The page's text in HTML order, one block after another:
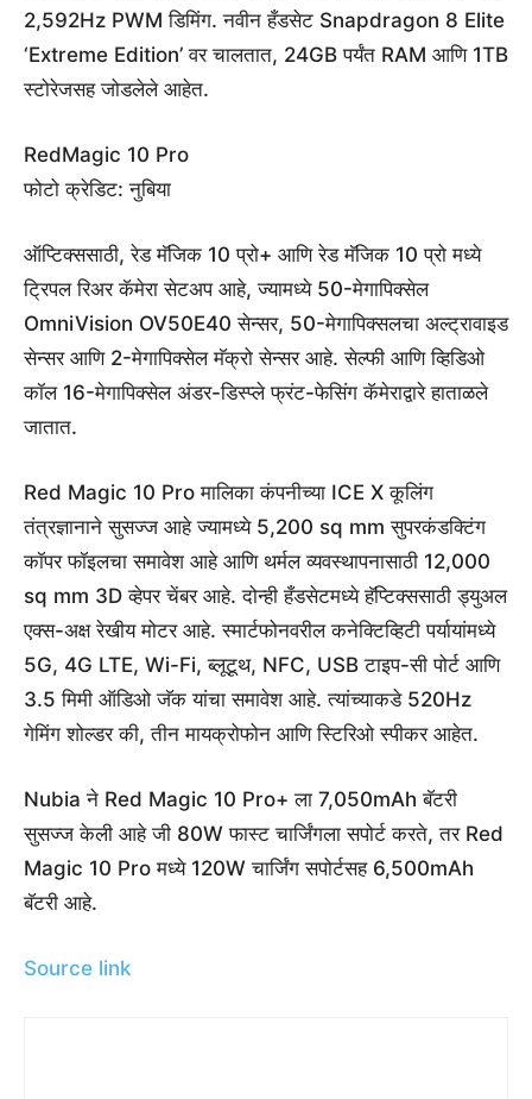
2,592Hz PWM डिमिंग. नवीन हँडसेट Snapdragon 8 Elite
‘Extreme Edition’ वर चालतात, 24GB पर्यंत RAM आणि 1TB
स्टोरेजसह जोडलेले आहेत.
RedMagic 10 Pro
फोटो क्रेडिट: नुबिया
ऑप्टिक्ससाठी, रेड मॅजिक 10 प्रो+ आणि रेड मॅजिक 10 प्रो मध्ये
ट्रिपल रिअर कॅमेरा सेटअप आहे, ज्यामध्ये 50-मेगापिक्सेल
OmniVision OV50E40 सेन्सर, 50-मेगापिक्सलचा अल्ट्रावाइड
सेन्सर आणि 2-मेगापिक्सेल मॅक्रो सेन्सर आहे. सेल्फी आणि व्हिडिओ
कॉल 16-मेगापिक्सेल अंडर-डिस्प्ले फ्रंट-फेसिंग कॅमेराद्वारे हाताळले
जातात.
Red Magic 10 Pro मालिका कंपनीच्या ICE X कूलिंग
तंत्रज्ञानाने सुसज्ज आहे ज्यामध्ये 5,200 sq mm सुपरकंडक्टिंग
कॉपर फॉइलचा समावेश आहे आणि थर्मल व्यवस्थापनासाठी 12,000
sq mm 3D व्हेपर चेंबर आहे. दोन्ही हँडसेटमध्ये हॅप्टिक्ससाठी ड्युअल
एक्स-अक्ष रेखीय मोटर आहे. स्मार्टफोनवरील कनेक्टिव्हिटी पर्यायांमध्ये
5G, 4G LTE, Wi-Fi, ब्लूटूथ, NFC, USB टाइप-सी पोर्ट आणि
3.5 मिमी ऑडिओ जॅक यांचा समावेश आहे. त्यांच्याकडे 520Hz
गेमिंग शोल्डर की, तीन मायक्रोफोन आणि स्टिरिओ स्पीकर आहेत.
Nubia ने Red Magic 10 Pro+ ला 7,050mAh बॅटरी
सुसज्ज केली आहे जी 80W फास्ट चार्जिंगला सपोर्ट करते, तर Red
Magic 10 Pro मध्ये 120W चार्जिंग सपोर्टसह 6,500mAh
बॅटरी आहे.
Source link